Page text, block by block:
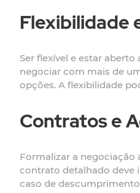
Flexibilidade
Ser flexível e estar
negociar com mais de
opções. A flexibilidade
Contratos e
Formalizar a
contrato detalhado deve
caso de